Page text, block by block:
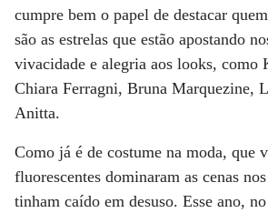
cumpre bem o papel de destacar
são as estrelas que estão apostando
vivacidade e alegria aos looks, como
Chiara Ferragni, Bruna Marquezine,
Anitta.
Como já é de costume na moda, que
fluorescentes dominaram as cenas
tinham caído em desuso. Esse ano,